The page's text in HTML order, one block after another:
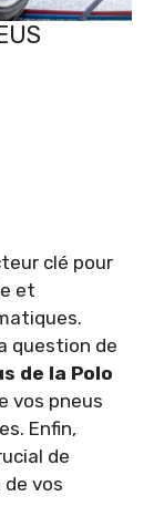
clé pour
et
question de
de la Polo
vos pneus
Enfin,
de
vos